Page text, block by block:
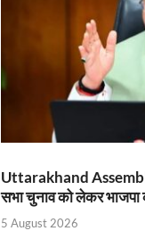
Uttarakhand
सभा चुनाव को लेकर भाजपा
5 August 2026